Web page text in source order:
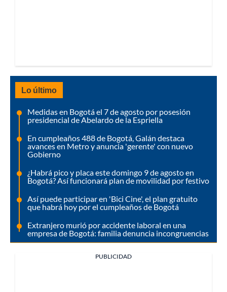
Lo último
Medidas en Bogotá el 7 de agosto por posesión
presidencial de Abelardo de la Espriella
En cumpleaños 488 de Bogotá, Galán destaca
avances en Metro y anuncia 'gerente' con nuevo
Gobierno
¿Habrá pico y placa este domingo 9 de agosto en
Bogotá? Así funcionará plan de movilidad por festivo
Así puede participar en 'Bici Cine', el plan gratuito
que habrá hoy por el cumpleaños de Bogotá
Extranjero murió por accidente laboral en una
empresa de Bogotá: familia denuncia incongruencias
PUBLICIDAD